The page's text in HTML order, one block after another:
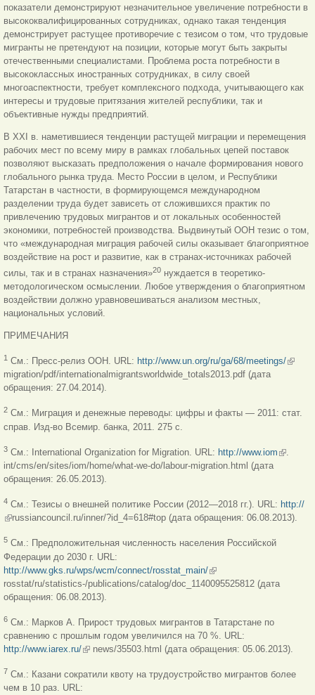
показатели демонстрируют незначительное увеличение потребности в
высококвалифицированных сотрудниках, однако такая тенденция
демонстрирует растущее противоречие с тезисом о том, что трудовые
мигранты не претендуют на позиции, которые могут быть закрыты
отечественными специалистами. Проблема роста потребности в
высококлассных иностранных сотрудниках, в силу своей
многоаспектности, требует комплексного подхода, учитывающего как
интересы и трудовые притязания жителей республики, так и
объективные нужды предприятий.
В XXI в. наметившиеся тенденции растущей миграции и перемещения
рабочих мест по всему миру в рамках глобальных цепей поставок
позволяют высказать предположения о начале формирования нового
глобального рынка труда. Место России в целом, и Республики
Татарстан в частности, в формирующемся международном
разделении труда будет зависеть от сложившихся практик по
привлечению трудовых мигрантов и от локальных особенностей
экономики, потребностей производства. Выдвинутый ООН тезис о том,
что «международная миграция рабочей силы оказывает благоприятное
воздействие на рост и развитие, как в странах-источниках рабочей
силы, так и в странах назначения»20 нуждается в теоретико-
методологическом осмыслении. Любое утверждения о благоприятном
воздействии должно уравновешиваться анализом местных,
национальных условий.
ПРИМЕЧАНИЯ
1 См.: Пресс-релиз ООН. URL: http://www.un.org/ru/ga/68/meetings/(link is
migration/pdf/internationalmigrantsworldwide_totals2013.pdf (дата
обращения: 27.04.2014).
2 См.: Миграция и денежные переводы: цифры и факты — 2011: стат.
справ. Изд-во Всемир. банка, 2011. 275 c.
3 См.: International Organization for Migration. URL: http://www.iom (link is
int/cms/en/sites/iom/home/what-we-do/labour-migration.html (дата
обращения: 26.05.2013).
4 См.: Тезисы о внешней политике России (2012—2018 гг.). URL: http://
(link is external)
russiancouncil.ru/inner/?id_4=618#top (дата обращения: 06.08.2013).
5 См.: Предположительная численность населения Российской
Федерации до 2030 г. URL:
http://www.gks.ru/wps/wcm/connect/rosstat_main/(link is external)
rosstat/ru/statistics-/publications/catalog/doc_1140095525812 (дата
обращения: 06.08.2013).
6 См.: Марков А. Прирост трудовых мигрантов в Татарстане по
сравнению с прошлым годом увеличился на 70 %. URL:
http://www.iarex.ru/(link is external)
news/35503.html (дата обращения: 05.06.2013).
7 См.: Казани сократили квоту на трудоустройство мигрантов более
чем в 10 раз. URL: